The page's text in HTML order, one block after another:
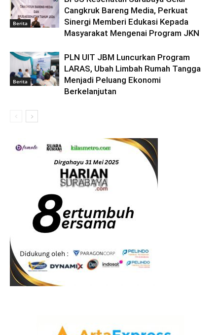
Berita
Cangkruk Bareng Media, Perkuat
Sinergi Memberi Edukasi Kepada
Masyarakat Mengenai Program JKN
Berita
PLN UIT JBM Luncurkan Program
LARAS, Ubah Limbah Rumah Tangga
Menjadi Peluang Ekonomi
Berkelanjutan